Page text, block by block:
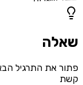
את התרגיל הבא